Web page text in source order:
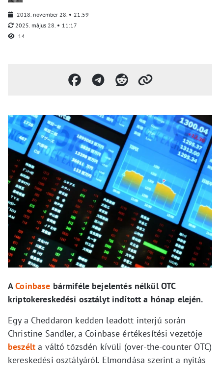
2018. november 28.
21:59
2025. május 28.
11:17
14
ACoinbase bármiféle bejelentés nélkül OTC
kriptokereskedési osztályt indított a hónap elején.
Egy a Cheddaron kedden leadott interjú során
Christine Sandler, a Coinbase értékesítési vezetője
beszélt a váltó tőzsdén kívüli (over-the-counter OTC)
kereskedési osztályáról. Elmondása szerint a nyitás